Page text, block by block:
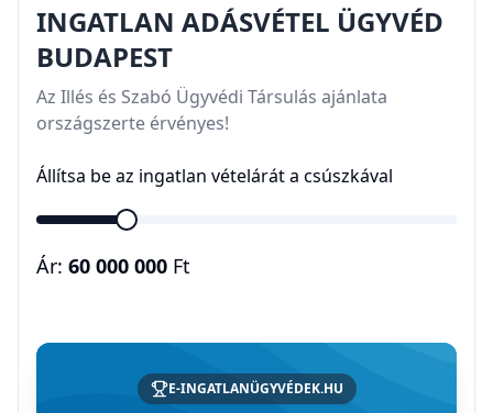
INGATLAN ADÁSVÉTEL ÜGYVÉD
BUDAPEST
Az Illés és Szabó Ügyvédi Társulás ajánlata
országszerte érvényes!
Állítsa be az ingatlan vételárát a csúszkával
Ár: 60 000 000 Ft
E-INGATLANÜGYVÉDEK.HU